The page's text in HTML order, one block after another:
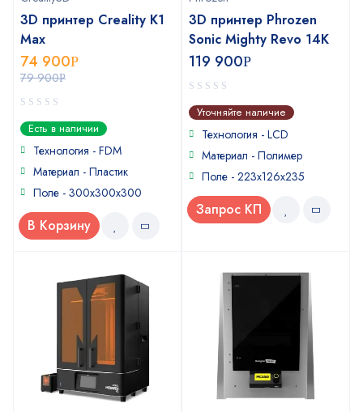
3D принтер Creality K1
Max
79 900Р
74 900Р
0
out
of
Есть в наличии
Технология - FDM
Материал - Пластик
Поле - 300х300х300
В Корзину
3D принтер Phrozen
Sonic Mighty Revo 14K
119 900Р
0
out
of
Уточняйте наличие
Технология - LCD
Материал - Полимер
Поле - 223x126x235
Запрос КП